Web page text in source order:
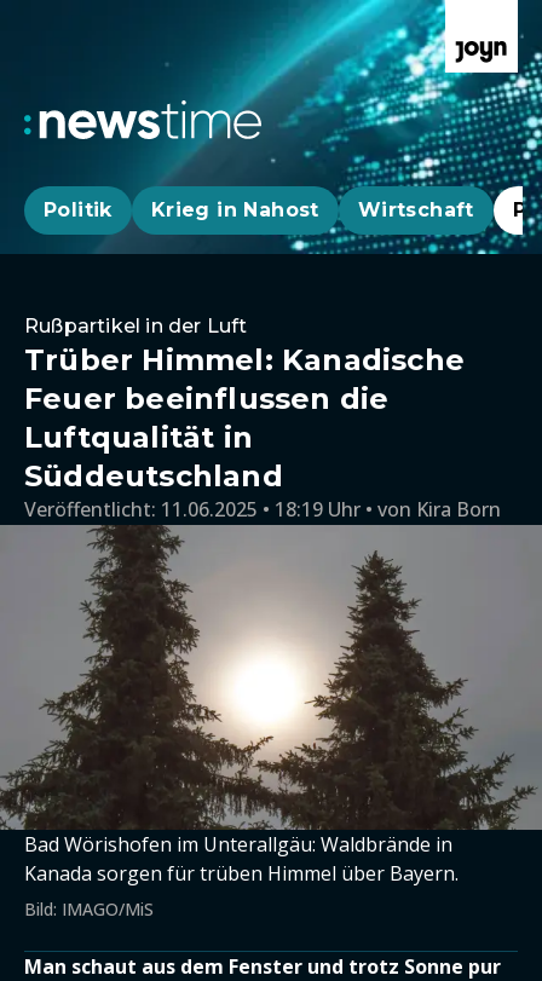
Politik Krieg in Nahost Wirtschaft
Rußpartikel in der Luft
Trüber Himmel: Kanadische
Feuer beeinflussen die
Luftqualität in
Süddeutschland
Veröffentlicht: 11.06.2025 • 18:19 Uhr von Kira Born
Bad Wörishofen im Unterallgäu: Waldbrände in
Kanada sorgen für trüben Himmel über Bayern.
Bild: IMAGO/MiS
Man schaut aus dem Fenster und trotz Sonne pur